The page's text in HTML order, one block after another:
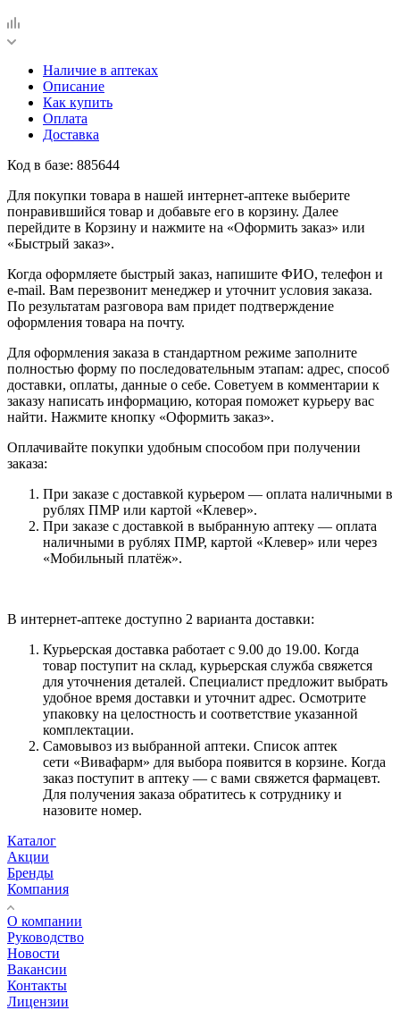
Наличие в аптеках
Описание
Как купить
Оплата
Доставка
Код в базе: 885644
Для покупки товара в нашей интернет-аптеке выберите
понравившийся товар и добавьте его в корзину. Далее
перейдите в Корзину и нажмите на «Оформить заказ» или
«Быстрый заказ».
Когда оформляете быстрый заказ, напишите ФИО, телефон и
e-mail. Вам перезвонит менеджер и уточнит условия заказа.
По результатам разговора вам придет подтверждение
оформления товара на почту.
Для оформления заказа в стандартном режиме заполните
полностью форму по последовательным этапам: адрес, способ
доставки, оплаты, данные о себе. Советуем в комментарии к
заказу написать информацию, которая поможет курьеру вас
найти. Нажмите кнопку «Оформить заказ».
Оплачивайте покупки удобным способом при получении
заказа:
При заказе с доставкой курьером — оплата наличными в
рублях ПМР или картой «Клевер».
При заказе с доставкой в выбранную аптеку — оплата
наличными в рублях ПМР, картой «Клевер» или через
«Мобильный платёж».
В интернет-аптеке доступно 2 варианта доставки:
Курьерская доставка работает с 9.00 до 19.00. Когда
товар поступит на склад, курьерская служба свяжется
для уточнения деталей. Специалист предложит выбрать
удобное время доставки и уточнит адрес. Осмотрите
упаковку на целостность и соответствие указанной
комплектации.
Самовывоз из выбранной аптеки. Список аптек
сети «Вивафарм» для выбора появится в корзине. Когда
заказ поступит в аптеку — с вами свяжется фармацевт.
Для получения заказа обратитесь к сотруднику и
назовите номер.
Каталог
Акции
Бренды
Компания
О компании
Руководство
Новости
Вакансии
Контакты
Лицензии